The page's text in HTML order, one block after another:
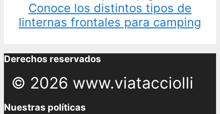
Conoce los distintos tipos de
linternas frontales para camping
Derechos reservados
© 2026 www.viatacciolli
Nuestras políticas